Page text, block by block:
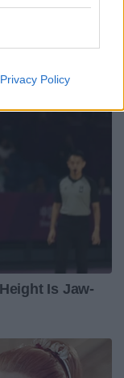
Privacy Policy